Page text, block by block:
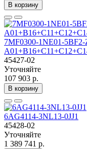
В корзину
7MF0300-1NE01-5BF2-
45427-02
Уточняйте
107 903 р.
В корзину
6AG4114-3NL13-0JJ1
45428-02
Уточняйте
1 389 741 р.